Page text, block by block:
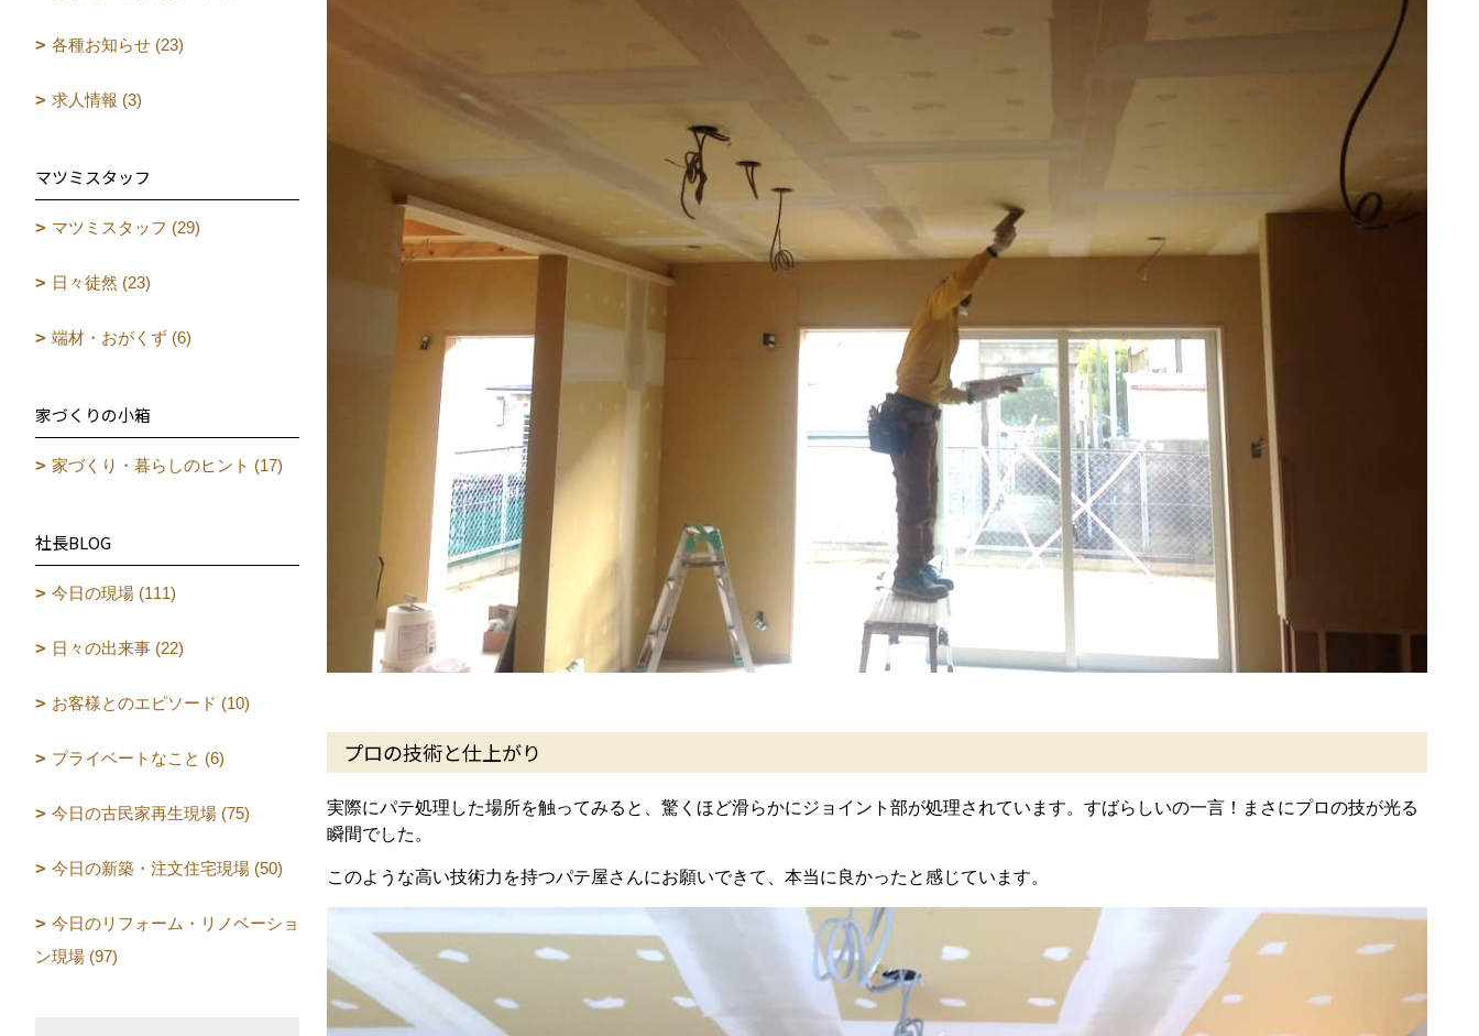
プロの技術と仕上がり
実際にパテ処理した場所を触ってみると、驚くほど滑らかにジョイント部が処理されています。すばらしいの一言！まさにプロの技が光る
瞬間でした。
このような高い技術力を持つパテ屋さんにお願いできて、本当に良かったと感じています。
各種お知らせ (23)
求人情報 (3)
マツミスタッフ
マツミスタッフ (29)
日々徒然 (23)
端材・おがくず (6)
家づくりの小箱
家づくり・暮らしのヒント (17)
社長BLOG
今日の現場 (111)
日々の出来事 (22)
お客様とのエピソード (10)
プライベートなこと (6)
今日の古民家再生現場 (75)
今日の新築・注文住宅現場 (50)
今日のリフォーム・リノベーショ
ン現場 (97)